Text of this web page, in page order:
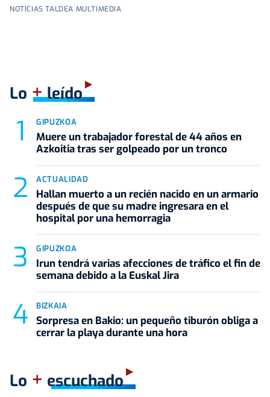
NOTICIAS TALDEA MULTIMEDIA
Lo +leído
GIPUZKOA
Muere un trabajador forestal de 44 años en
Azkoitia tras ser golpeado por un tronco
ACTUALIDAD
Hallan muerto a un recién nacido en un armario
después de que su madre ingresara en el
hospital por una hemorragia
GIPUZKOA
Irun tendrá varias afecciones de tráfico el fin de
semana debido a la Euskal Jira
BIZKAIA
Sorpresa en Bakio: un pequeño tiburón obliga a
cerrar la playa durante una hora
Lo + escuchado